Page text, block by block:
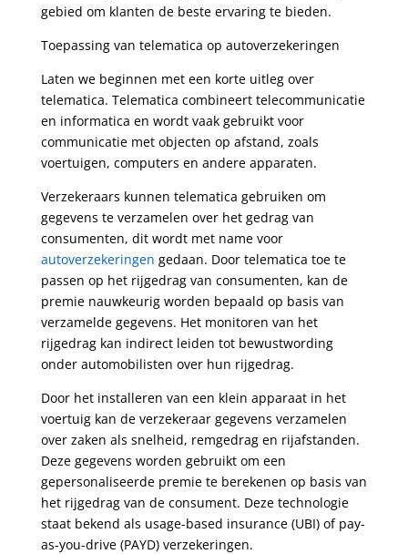
gebied om klanten de beste ervaring te bieden.
Toepassing van telematica op autoverzekeringen
Laten we beginnen met een korte uitleg over
telematica. Telematica combineert telecommunicatie
en informatica en wordt vaak gebruikt voor
communicatie met objecten op afstand, zoals
voertuigen, computers en andere apparaten.
Verzekeraars kunnen telematica gebruiken om
gegevens te verzamelen over het gedrag van
consumenten, dit wordt met name voor
autoverzekeringen gedaan. Door telematica toe te
passen op het rijgedrag van consumenten, kan de
premie nauwkeurig worden bepaald op basis van
verzamelde gegevens. Het monitoren van het
rijgedrag kan indirect leiden tot bewustwording
onder automobilisten over hun rijgedrag.
Door het installeren van een klein apparaat in het
voertuig kan de verzekeraar gegevens verzamelen
over zaken als snelheid, remgedrag en rijafstanden.
Deze gegevens worden gebruikt om een
gepersonaliseerde premie te berekenen op basis van
het rijgedrag van de consument. Deze technologie
staat bekend als usage-based insurance (UBI) of pay-
as-you-drive (PAYD) verzekeringen.